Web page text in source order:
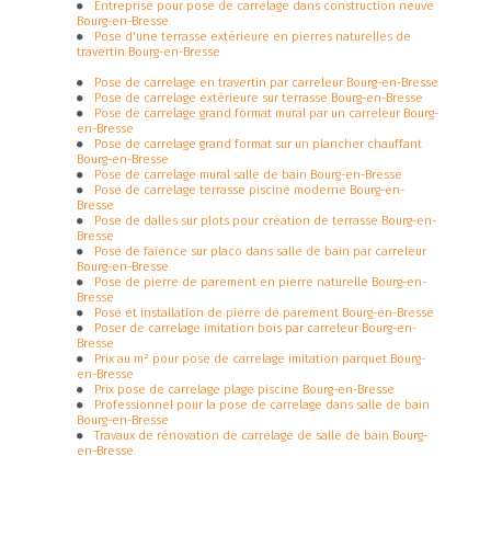
Entreprise pour pose de carrelage dans construction neuve
Bourg-en-Bresse
Pose d'une terrasse extérieure en pierres naturelles de
travertin Bourg-en-Bresse
Pose de carrelage en travertin par carreleur Bourg-en-Bresse
Pose de carrelage extérieure sur terrasse Bourg-en-Bresse
Pose de carrelage grand format mural par un carreleur Bourg-
en-Bresse
Pose de carrelage grand format sur un plancher chauffant
Bourg-en-Bresse
Pose de carrelage mural salle de bain Bourg-en-Bresse
Pose de carrelage terrasse piscine moderne Bourg-en-
Bresse
Pose de dalles sur plots pour création de terrasse Bourg-en-
Bresse
Pose de faïence sur placo dans salle de bain par carreleur
Bourg-en-Bresse
Pose de pierre de parement en pierre naturelle Bourg-en-
Bresse
Pose et installation de pierre de parement Bourg-en-Bresse
Poser de carrelage imitation bois par carreleur Bourg-en-
Bresse
Prix au m² pour pose de carrelage imitation parquet Bourg-
en-Bresse
Prix pose de carrelage plage piscine Bourg-en-Bresse
Professionnel pour la pose de carrelage dans salle de bain
Bourg-en-Bresse
Travaux de rénovation de carrelage de salle de bain Bourg-
en-Bresse